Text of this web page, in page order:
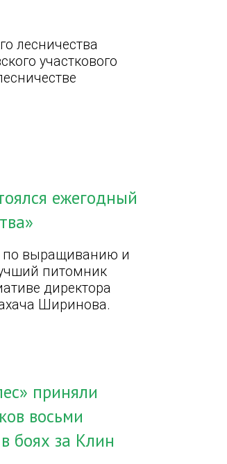
лесничества
участкового
ежегодный
по выращиванию и
питомник
директора
Ширинова.
приняли
восьми
боях за Клин